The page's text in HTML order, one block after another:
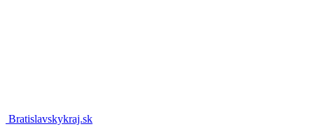
Bratislavskykraj.sk